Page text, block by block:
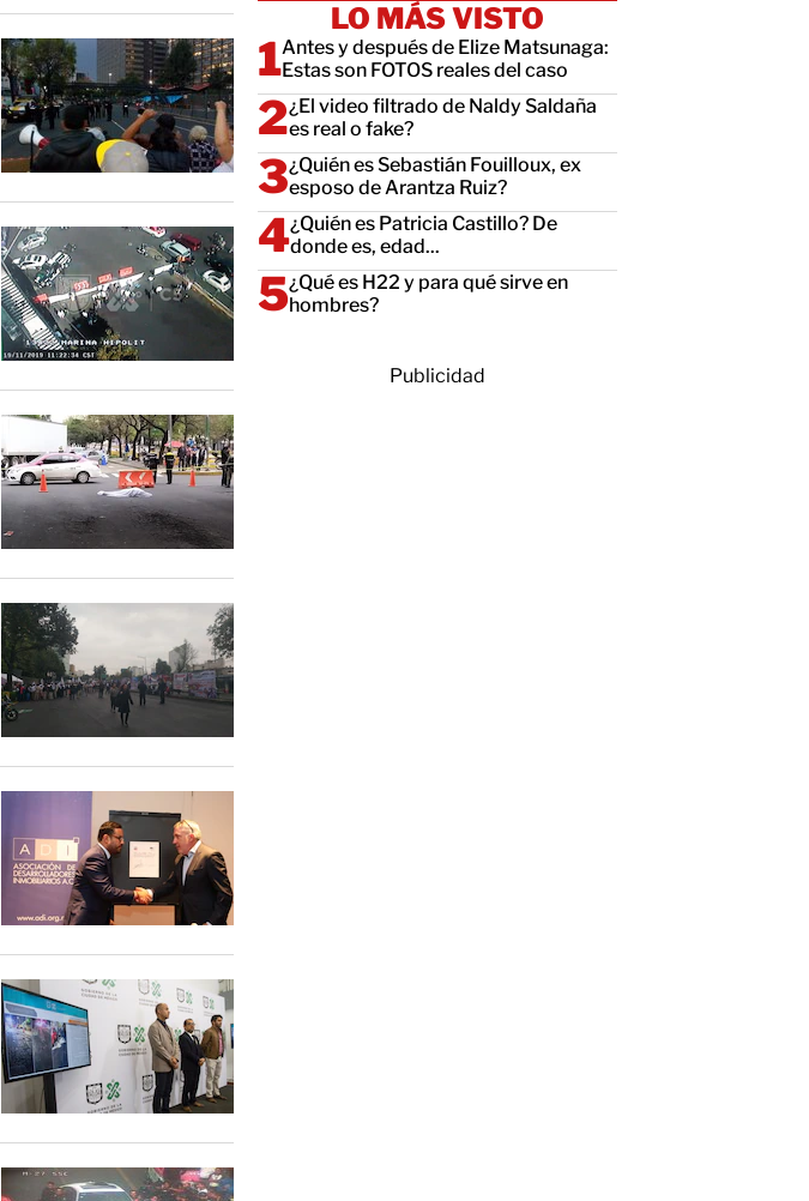
LO MÁS VISTO
Antes y después de Elize Matsunaga:
Estas son FOTOS reales del caso
¿El video filtrado de Naldy Saldaña
es real o fake?
¿Quién es Sebastián Fouilloux, ex
esposo de Arantza Ruiz?
¿Quién es Patricia Castillo? De
donde es, edad...
¿Qué es H22 y para qué sirve en
hombres?
Publicidad